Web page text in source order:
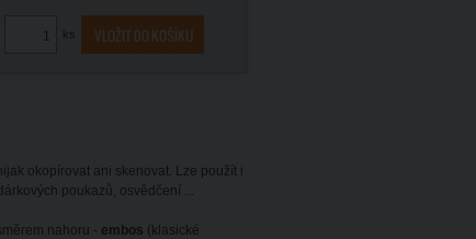
ks
okopírovat ani skenovat. Lze použít i
poukazů, osvědčení ...
nahoru - embos (klasické